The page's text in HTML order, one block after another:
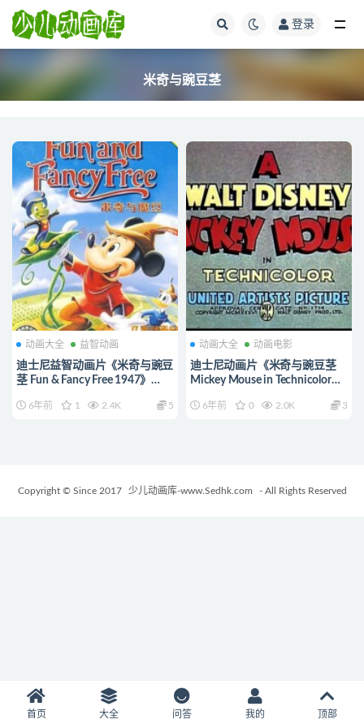
登录
米奇与豌豆茎
动画大全 益智动画
迪士尼益智动画片《米奇与豌豆
茎 Fun & Fancy Free 1947》
与豌豆茎下载
6年前 1 2.4K 5
动画大全 动画电影
迪士尼动画片《米奇与豌豆茎
Mickey Mouse in Technicolor》
尼动画片全集下载
6年前 0 2.0K 3
Copyright © Since 2017 少儿动画库-www.Sedhk.com - All Rights Reserved
首页 大全 问答 我的 顶部